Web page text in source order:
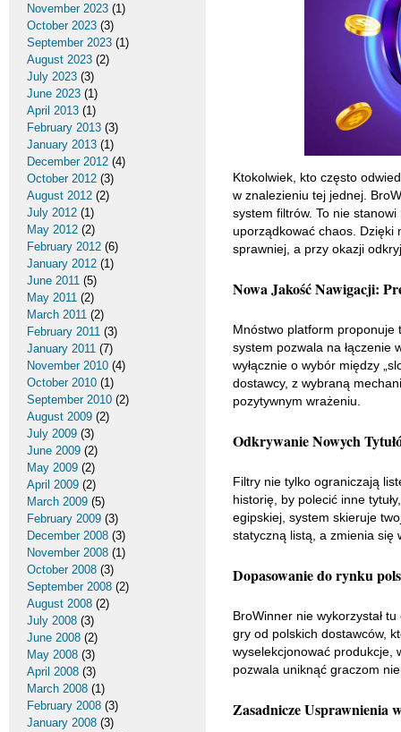
Ktokolwiek, kto często
w znalezieniu tej jednej.
system filtrów. To nie
uporządkować chaos. Dzięki
sprawniej, a przy okazji
Nowa Jakość Nawigacji:
Mnóstwo platform
system pozwala na łączenie
wyłącznie o wybór między
dostawcy, z wybraną
pozytywnym wrażeniu.
Odkrywanie Nowych
Filtry nie tylko ograniczają
historię, by polecić inne
egipskiej, system skieruje
statyczną listą, a zmienia się
Dopasowanie do rynku
BroWinner nie wykorzystał
gry od polskich dostawców,
wyselekcjonować produkcje,
pozwala uniknąć graczom
Zasadnicze Usprawnienia
November 2023 (1)
October 2023 (3)
September 2023 (1)
August 2023 (2)
July 2023 (3)
June 2023 (1)
April 2013 (1)
February 2013 (3)
January 2013 (1)
December 2012 (4)
October 2012 (3)
August 2012 (2)
July 2012 (1)
May 2012 (2)
February 2012 (6)
January 2012 (1)
June 2011 (5)
May 2011 (2)
March 2011 (2)
February 2011 (3)
January 2011 (7)
November 2010 (4)
October 2010 (1)
September 2010 (2)
August 2009 (2)
July 2009 (3)
June 2009 (2)
May 2009 (2)
April 2009 (2)
March 2009 (5)
February 2009 (3)
December 2008 (3)
November 2008 (1)
October 2008 (3)
September 2008 (2)
August 2008 (2)
July 2008 (3)
June 2008 (2)
May 2008 (3)
April 2008 (3)
March 2008 (1)
February 2008 (3)
January 2008 (3)